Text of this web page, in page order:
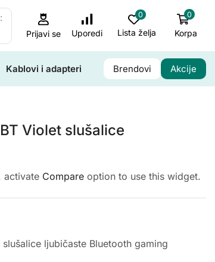
Prijavi se Uporedi
0
Lista želja
0
Korpa
Kablovi i adapteri Brendovi Akcije
Violet slušalice
activate Compareoption to use this widget.
ljubičaste Bluetooth gaming